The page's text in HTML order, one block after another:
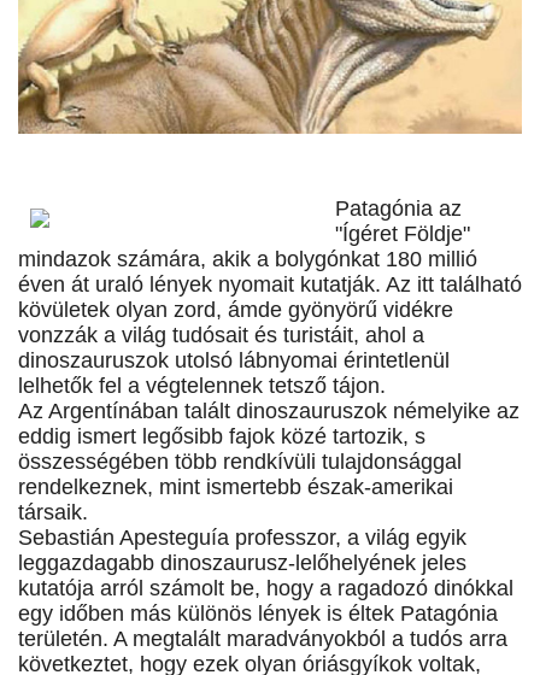
Patagónia az
"Ígéret Földje"
mindazok számára, akik a bolygónkat 180 millió
éven át uraló lények nyomait kutatják. Az itt található
kövületek olyan zord, ámde gyönyörű vidékre
vonzzák a világ tudósait és turistáit, ahol a
dinoszauruszok utolsó lábnyomai érintetlenül
lelhetők fel a végtelennek tetsző tájon.
Az Argentínában talált dinoszauruszok némelyike az
eddig ismert legősibb fajok közé tartozik, s
összességében több rendkívüli tulajdonsággal
rendelkeznek, mint ismertebb észak-amerikai
társaik.
Sebastián Apesteguía professzor, a világ egyik
leggazdagabb dinoszaurusz-lelőhelyének jeles
kutatója arról számolt be, hogy a ragadozó dinókkal
egy időben más különös lények is éltek Patagónia
területén. A megtalált maradványokból a tudós arra
következtet, hogy ezek olyan óriásgyíkok voltak,